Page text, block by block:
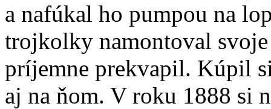
a nafúkal ho pumpou na
trojkolky namontoval
príjemne prekvapil. Kúpil
aj na ňom. V roku 1888 si